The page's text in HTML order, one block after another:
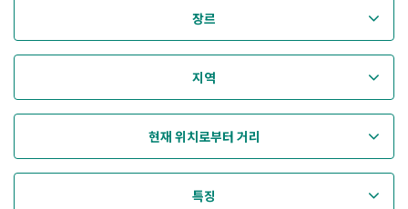
장르
지역
현재 위치로부터 거리
특징